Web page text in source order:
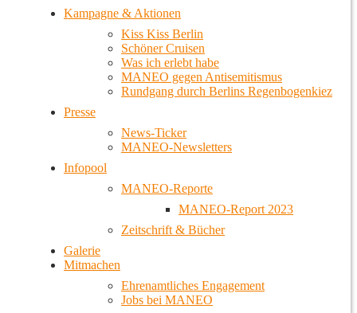
Kampagne & Aktionen
Kiss Kiss Berlin
Schöner Cruisen
Was ich erlebt habe
MANEO gegen Antisemitismus
Rundgang durch Berlins Regenbogenkiez
Presse
News-Ticker
MANEO-Newsletters
Infopool
MANEO-Reporte
MANEO-Report 2023
Zeitschrift & Bücher
Galerie
Mitmachen
Ehrenamtliches Engagement
Jobs bei MANEO